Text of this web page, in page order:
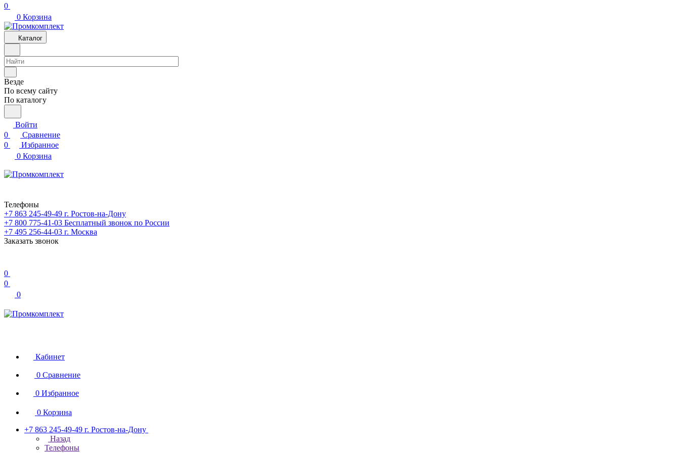
0
0 Корзина
Каталог
Везде
По всему сайту
По каталогу
Войти
0
Сравнение
0
Избранное
0 Корзина
Телефоны
+7 863 245-49-49 г. Ростов-на-Дону
+7 800 775-41-03 Бесплатный звонок по России
+7 495 256-44-03 г. Москва
Заказать звонок
0
0
0
Кабинет
0 Сравнение
0 Избранное
0 Корзина
+7 863 245-49-49 г. Ростов-на-Дону
Назад
Телефоны